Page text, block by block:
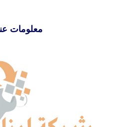
معلومات